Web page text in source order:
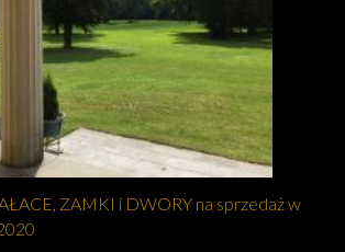
ZAMKI i DWORY na sprzedaż w